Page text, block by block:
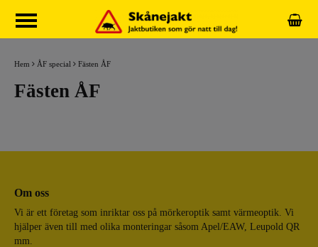
Hem ÅF special Fästen ÅF
Fästen ÅF
Om oss
Vi är ett företag som inriktar oss på mörkeroptik samt värmeoptik. Vi
hjälper även till med olika monteringar såsom Apel/EAW, Leupold QR
mm.